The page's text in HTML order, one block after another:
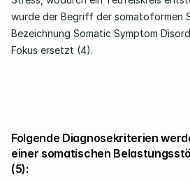
wurde der Begriff der somatoformen
Bezeichnung Somatic Symptom
Fokus ersetzt (4).
Folgende Diagnosekriterien
einer somatischen
(5):